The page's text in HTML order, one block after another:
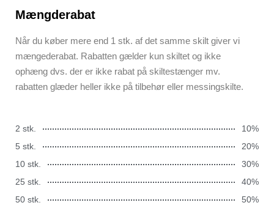
Mængderabat
Når du køber mere end 1 stk. af det samme skilt giver vi
mængederabat. Rabatten gælder kun skiltet og ikke
ophæng dvs. der er ikke rabat på skiltestænger mv.
rabatten glæder heller ikke på tilbehør eller messingskilte.
2 stk.
10%
5 stk.
20%
10 stk.
30%
25 stk.
40%
50 stk.
50%